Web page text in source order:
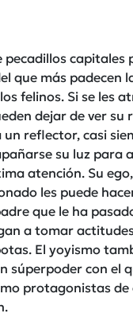
pecadillos capitales
que más padecen
felinos. Si se les
dejar de ver su
un reflector, casi
su luz para
atención. Su
les puede
que le ha
a tomar
El yoyismo
súperpoder con el
protagonistas de